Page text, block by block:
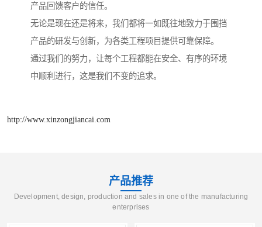
产品回馈客户的信任。
无论是现在还是将来，我们都将一如既往地致力于围挡
产品的研发与创新，为各类工程项目提供可靠保障。
通过我们的努力，让每个工程都能在安全、有序的环境
中顺利进行，这是我们不变的追求。
http://www.xinzongjiancai.com
产品推荐
Development, design, production and sales in one of the manufacturing
enterprises